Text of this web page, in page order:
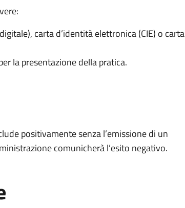
carta d’identità elettronica (CIE) o carta
la presentazione della pratica.
positivamente senza l’emissione di un
comunicherà l’esito negativo.